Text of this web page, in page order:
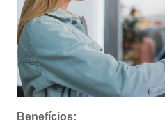
Benefícios: